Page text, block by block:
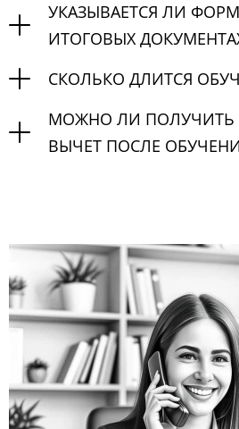
УКАЗЫВАЕТСЯ ЛИ
ИТОГОВЫХ
СКОЛЬКО ДЛИТСЯ
МОЖНО ЛИ ПОЛУЧИТЬ
ВЫЧЕТ ПОСЛЕ